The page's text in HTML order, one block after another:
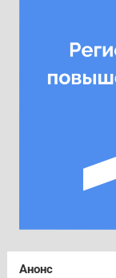
Анонс